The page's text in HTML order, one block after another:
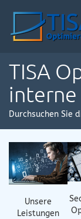
TISA
interne
Durchsuchen Sie
Unsere
Leistungen